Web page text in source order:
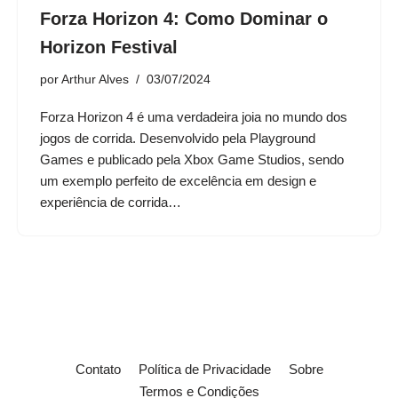
Forza Horizon 4: Como Dominar o
Horizon Festival
por Arthur Alves 03/07/2024
Forza Horizon 4 é uma verdadeira joia no mundo dos
jogos de corrida. Desenvolvido pela Playground
Games e publicado pela Xbox Game Studios, sendo
um exemplo perfeito de excelência em design e
experiência de corrida…
Contato Política de Privacidade
Sobre
Termos e Condições